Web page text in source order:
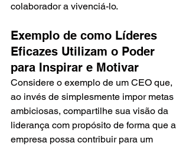
colaborador a vivenciá-lo.
Exemplo de como Líderes
Eficazes Utilizam o Poder
para Inspirar e Motivar
Considere o exemplo de um CEO que,
ao invés de simplesmente impor metas
ambiciosas, compartilhe sua visão da
liderança com propósito de forma que a
empresa possa contribuir para um